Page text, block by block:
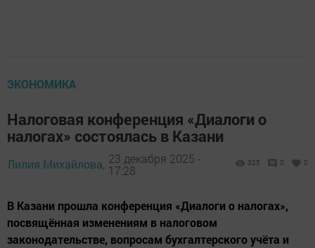
ЭКОНОМИКА
Налоговая конференция «Диалоги о
налогах» состоялась в Казани
Лилия Михайлова, 23 декабря 2025 -
17:28
325 0 0
В Казани прошла конференция «Диалоги о налогах»,
посвящённая изменениям в налоговом
законодательстве, вопросам бухгалтерского учёта и